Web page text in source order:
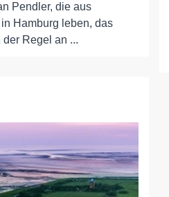
Pendler, die aus
Hamburg leben, das
Regel an ...